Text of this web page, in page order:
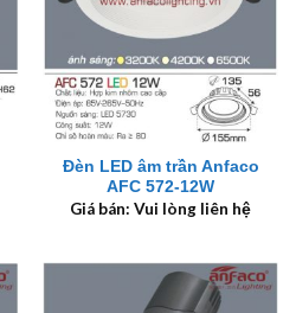
Đèn LED âm trần Anfaco
AFC 572-12W
Giá bán: Vui lòng liên hệ